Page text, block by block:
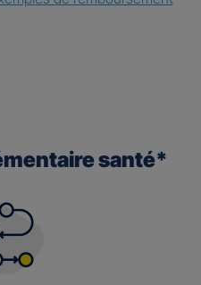
santé*